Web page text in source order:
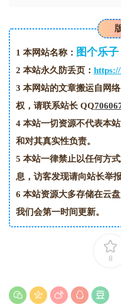
1 本网站名称： 图个乐子
2 本站永久防丢页：
3 本网站的文章搬运自网
权，请联系站长 QQ
4本站一切资源不代表本
和对其真实性负责。
5 本站一律禁止以任何方
息，访客发现请向站长举
6 本站资源大多存储在云
我们会第一时间更新。
8